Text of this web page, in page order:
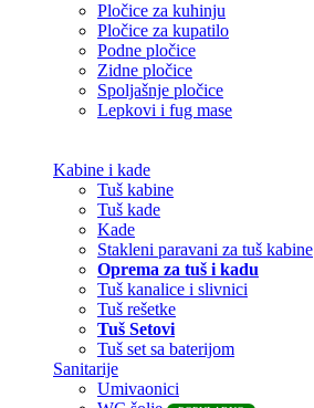
Pločice za kuhinju
Pločice za kupatilo
Podne pločice
Zidne pločice
Spoljašnje pločice
Lepkovi i fug mase
Kabine i kade
Tuš kabine
Tuš kade
Kade
Stakleni paravani za tuš kabine
Oprema za tuš i kadu
Tuš kanalice i slivnici
Tuš rešetke
Tuš Setovi
Tuš set sa baterijom
Sanitarije
Umivaonici